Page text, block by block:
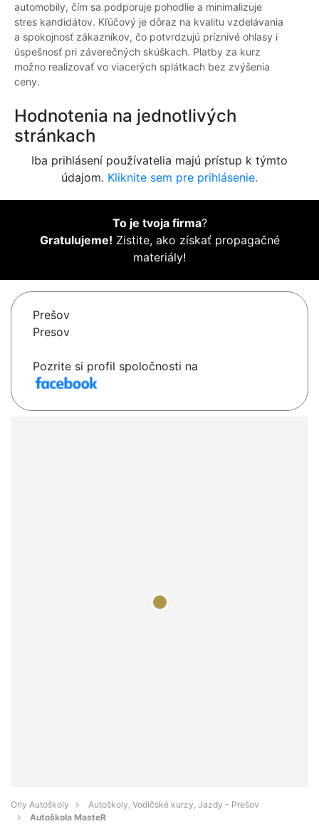
automobily, čím sa podporuje pohodlie a minimalizuje
stres kandidátov. Kľúčový je dôraz na kvalitu vzdelávania
a spokojnosť zákazníkov, čo potvrdzujú príznivé ohlasy i
úspešnosť pri záverečných skúškach. Platby za kurz
možno realizovať vo viacerých splátkach bez zvýšenia
ceny.
Hodnotenia na jednotlivých
stránkach
Iba prihlásení používatelia majú prístup k týmto
údajom. Kliknite sem pre prihlásenie.
To je tvoja firma?
Gratulujeme! Zistite, ako získať propagačné
materiály!
Prešov
Presov
Pozrite si profil spoločnosti na
Orly Autoškoly
Autoškoly, Vodičské kurzy, Jazdy - Prešov
Autoškola MasteR